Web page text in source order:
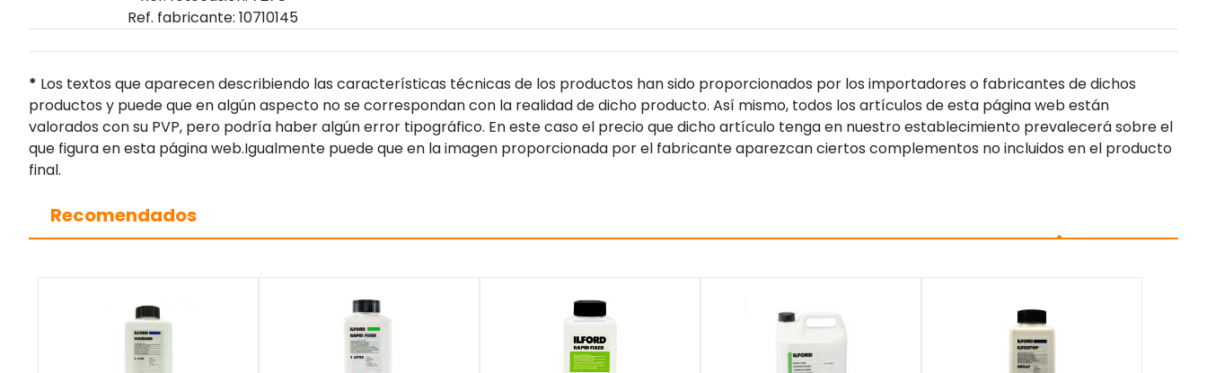
Ref. fabricante: 10710145
* Los textos que aparecen describiendo las características técnicas de los productos han sido proporcionados por los importadores o fabricantes de dichos
productos y puede que en algún aspecto no se correspondan con la realidad de dicho producto. Así mismo, todos los artículos de esta página web están
valorados con su PVP, pero podría haber algún error tipográfico. En este caso el precio que dicho artículo tenga en nuestro establecimiento prevalecerá sobre el
que figura en esta página web.Igualmente puede que en la imagen proporcionada por el fabricante aparezcan ciertos complementos no incluidos en el producto
final.
Recomendados